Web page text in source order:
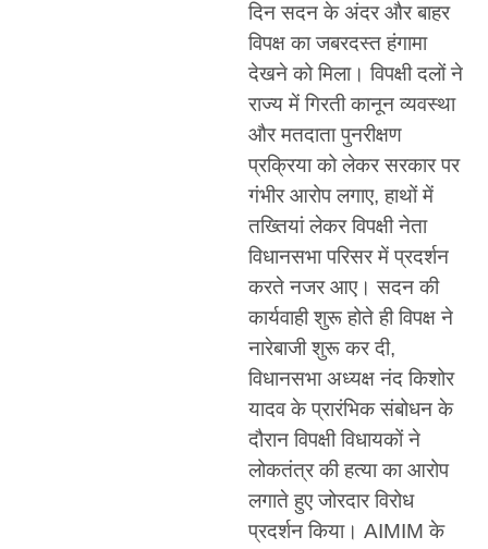
दिन सदन के अंदर और बाहर
विपक्ष का जबरदस्त हंगामा
देखने को मिला। विपक्षी दलों ने
राज्य में गिरती कानून व्यवस्था
और मतदाता पुनरीक्षण
प्रक्रिया को लेकर सरकार पर
गंभीर आरोप लगाए, हाथों में
तख्तियां लेकर विपक्षी नेता
विधानसभा परिसर में प्रदर्शन
करते नजर आए। सदन की
कार्यवाही शुरू होते ही विपक्ष ने
नारेबाजी शुरू कर दी,
विधानसभा अध्यक्ष नंद किशोर
यादव के प्रारंभिक संबोधन के
दौरान विपक्षी विधायकों ने
लोकतंत्र की हत्या का आरोप
लगाते हुए जोरदार विरोध
प्रदर्शन किया। AIMIM के